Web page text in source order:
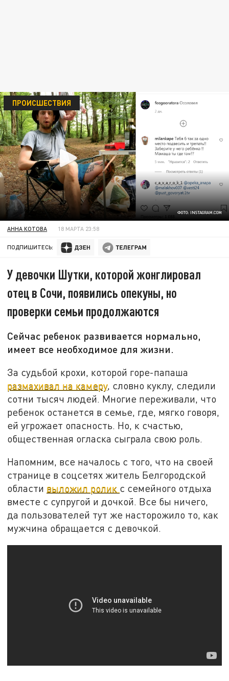
ФОТО: INSTAGRAM.COM
ПРОИСШЕСТВИЯ
АННА КОТОВА 18 МАРТА 23:58
ПОДПИШИТЕСЬ:
У девочки Шутки, которой жонглировал
отец в Сочи, появились опекуны, но
проверки семьи продолжаются
Сейчас ребенок развивается нормально,
имеет все необходимое для жизни.
За судьбой крохи, которой горе-папаша
размахивал на камеру, словно куклу, следили
сотни тысяч людей. Многие переживали, что
ребенок останется в семье, где, мягко говоря,
ей угрожает опасность. Но, к счастью,
общественная огласка сыграла свою роль.
Напомним, все началось с того, что на своей
странице в соцсетях житель Белгородской
области выложил ролик с семейного отдыха
вместе с супругой и дочкой. Все бы ничего,
да пользователей тут же насторожило то, как
мужчина обращается с девочкой.